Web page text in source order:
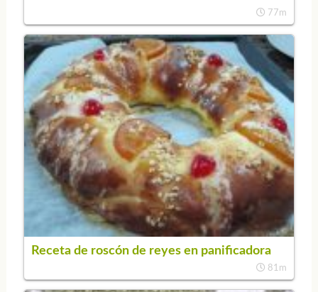
77m
Receta de roscón de reyes en panificadora
81m